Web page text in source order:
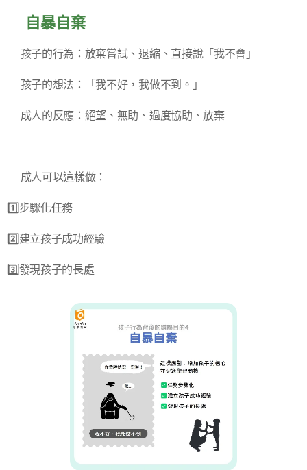
✅自暴自棄
▪️孩子的行為：放棄嘗試、退縮、直接說「我不會」
▪️孩子的想法：「我不好，我做不到。」
▪️成人的反應：絕望、無助、過度協助、放棄
➡️成人可以這樣做：
1️⃣步驟化任務
2️⃣建立孩子成功經驗
3️⃣發現孩子的長處